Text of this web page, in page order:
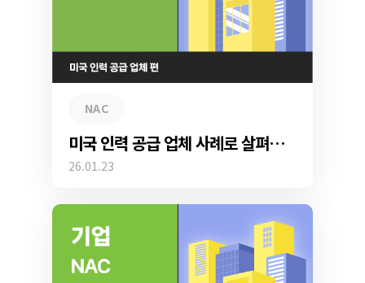
NAC
미국 인력 공급 업체 사례로 살펴보는 중소기업 보안과 Genian NAC
26.01.23